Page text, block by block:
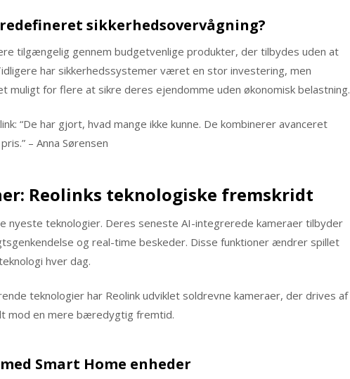
sikkerhedsovervågning?
tilgængelig gennem budgetvenlige produkter, der tilbydes uden at
har sikkerhedssystemer været en stor investering, men
muligt for flere at sikre deres ejendomme uden økonomisk belastning.
“De har gjort, hvad mange ikke kunne. De kombinerer avanceret
– Anna Sørensen
Reolinks teknologiske fremskridt
nyeste teknologier. Deres seneste AI-integrerede kameraer tilbyder
og real-time beskeder. Disse funktioner ændrer spillet
hver dag.
teknologier har Reolink udviklet soldrevne kameraer, der drives af
mod en mere bæredygtig fremtid.
Smart Home enheder